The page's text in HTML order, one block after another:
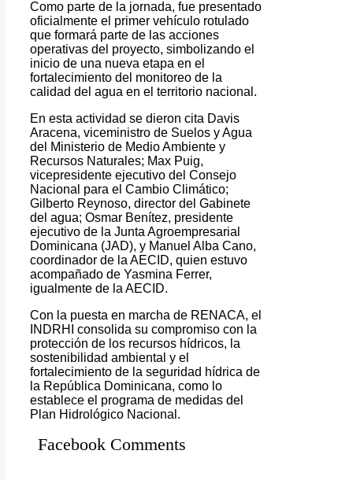
Como parte de la jornada, fue presentado
oficialmente el primer vehículo rotulado
que formará parte de las acciones
operativas del proyecto, simbolizando el
inicio de una nueva etapa en el
fortalecimiento del monitoreo de la
calidad del agua en el territorio nacional.
En esta actividad se dieron cita Davis
Aracena, viceministro de Suelos y Agua
del Ministerio de Medio Ambiente y
Recursos Naturales; Max Puig,
vicepresidente ejecutivo del Consejo
Nacional para el Cambio Climático;
Gilberto Reynoso, director del Gabinete
del agua; Osmar Benítez, presidente
ejecutivo de la Junta Agroempresarial
Dominicana (JAD), y Manuel Alba Cano,
coordinador de la AECID, quien estuvo
acompañado de Yasmina Ferrer,
igualmente de la AECID.
Con la puesta en marcha de RENACA, el
INDRHI consolida su compromiso con la
protección de los recursos hídricos, la
sostenibilidad ambiental y el
fortalecimiento de la seguridad hídrica de
la República Dominicana, como lo
establece el programa de medidas del
Plan Hidrológico Nacional.
Facebook Comments